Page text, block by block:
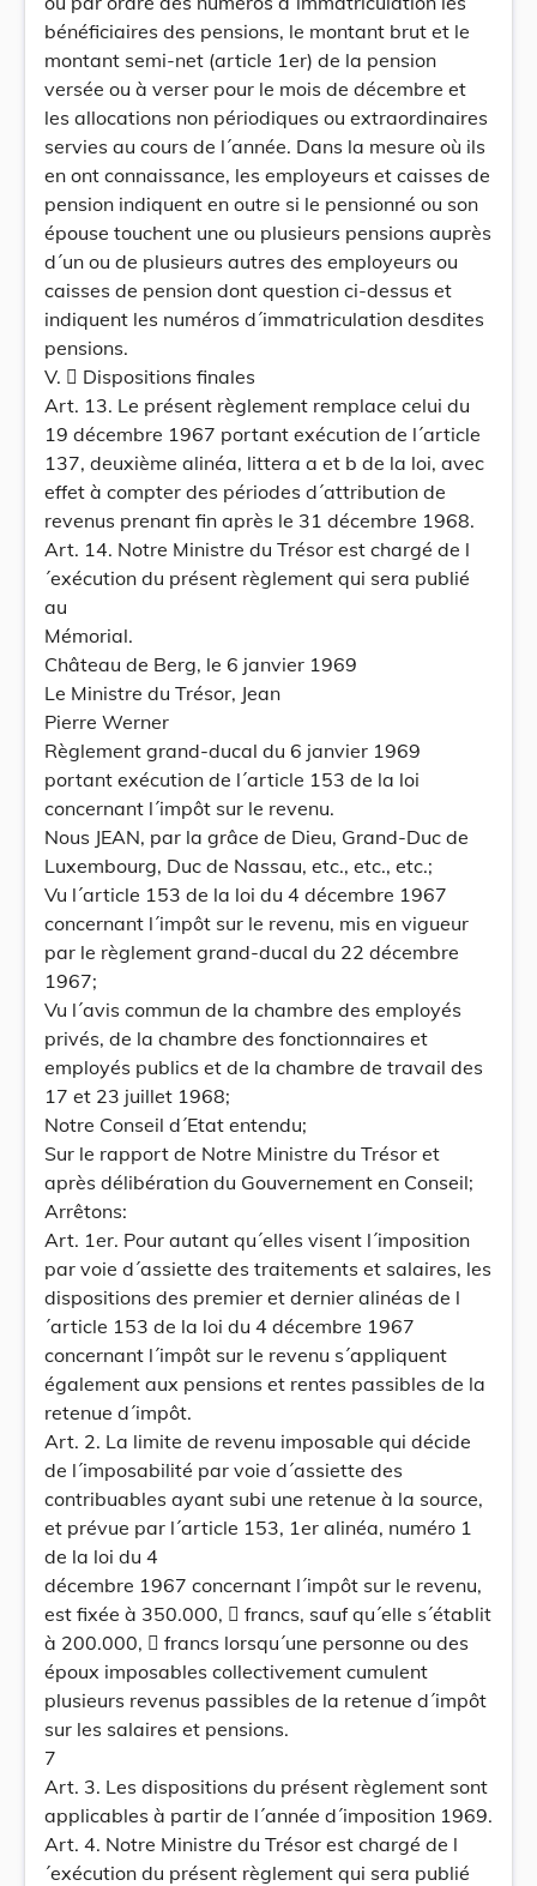
bénéficiaires des pensions, le montant brut et le
montant semi-net (article 1er) de la pension
versée ou à verser pour le mois de décembre et
les allocations non périodiques ou extraordinaires
servies au cours de l´année. Dans la mesure où ils
en ont connaissance, les employeurs et caisses de
pension indiquent en outre si le pensionné ou son
épouse touchent une ou plusieurs pensions auprès
d´un ou de plusieurs autres des employeurs ou
caisses de pension dont question ci-dessus et
indiquent les numéros d´immatriculation desdites
pensions.
V.  Dispositions finales
Art. 13. Le présent règlement remplace celui du
19 décembre 1967 portant exécution de l´article
137, deuxième alinéa, littera a et b de la loi, avec
effet à compter des périodes d´attribution de
revenus prenant fin après le 31 décembre 1968.
Art. 14. Notre Ministre du Trésor est chargé de l
´exécution du présent règlement qui sera publié
au
Mémorial.
Château de Berg, le 6 janvier 1969
Le Ministre du Trésor, Jean
Pierre Werner
Règlement grand-ducal du 6 janvier 1969
portant exécution de l´article 153 de la loi
concernant l´impôt sur le revenu.
Nous JEAN, par la grâce de Dieu, Grand-Duc de
Luxembourg, Duc de Nassau, etc., etc., etc.;
Vu l´article 153 de la loi du 4 décembre 1967
concernant l´impôt sur le revenu, mis en vigueur
par le règlement grand-ducal du 22 décembre
1967;
Vu l´avis commun de la chambre des employés
privés, de la chambre des fonctionnaires et
employés publics et de la chambre de travail des
17 et 23 juillet 1968;
Notre Conseil d´Etat entendu;
Sur le rapport de Notre Ministre du Trésor et
après délibération du Gouvernement en Conseil;
Arrêtons:
Art. 1er. Pour autant qu´elles visent l´imposition
par voie d´assiette des traitements et salaires, les
dispositions des premier et dernier alinéas de l
´article 153 de la loi du 4 décembre 1967
concernant l´impôt sur le revenu s´appliquent
également aux pensions et rentes passibles de la
retenue d´impôt.
Art. 2. La limite de revenu imposable qui décide
de l´imposabilité par voie d´assiette des
contribuables ayant subi une retenue à la source,
et prévue par l´article 153, 1er alinéa, numéro 1
de la loi du 4
décembre 1967 concernant l´impôt sur le revenu,
est fixée à 350.000,  francs, sauf qu´elle s´établit
à 200.000,  francs lorsqu´une personne ou des
époux imposables collectivement cumulent
plusieurs revenus passibles de la retenue d´impôt
sur les salaires et pensions.
7
Art. 3. Les dispositions du présent règlement sont
applicables à partir de l´année d´imposition 1969.
Art. 4. Notre Ministre du Trésor est chargé de l
´exécution du présent règlement qui sera publié